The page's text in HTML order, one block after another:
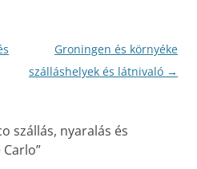
Groningen és környéke
szálláshelyek és látnivaló →
szállás, nyaralás és
”